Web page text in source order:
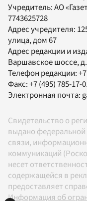
Учредитель:АО
7743625728
Адрес учредителя:
улица, дом 67
Адрес редакции и
Варшавское шоссе,
Телефон редакции:
Факс:+7 (495) 785-17-
Электронная почта:
Свидетельство о
выдано
связи,
коммуникаций
несет
содержащейся в
предоставляет
Информация об